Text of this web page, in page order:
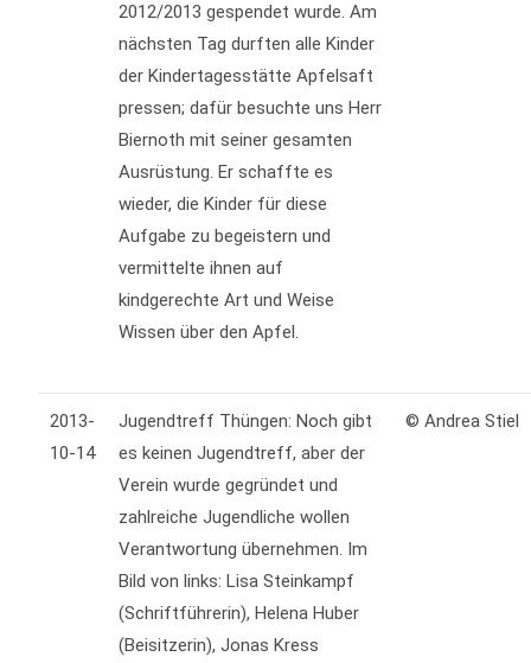
2012/2013 gespendet wurde. Am
nächsten Tag durften alle Kinder
der Kindertagesstätte Apfelsaft
pressen; dafür besuchte uns Herr
Biernoth mit seiner gesamten
Ausrüstung. Er schaffte es
wieder, die Kinder für diese
Aufgabe zu begeistern und
vermittelte ihnen auf
kindgerechte Art und Weise
Wissen über den Apfel.
2013-
10-14
Jugendtreff Thüngen: Noch gibt
es keinen Jugendtreff, aber der
Verein wurde gegründet und
zahlreiche Jugendliche wollen
Verantwortung übernehmen. Im
Bild von links: Lisa Steinkampf
(Schriftführerin), Helena Huber
(Beisitzerin), Jonas Kress
© Andrea Stiel